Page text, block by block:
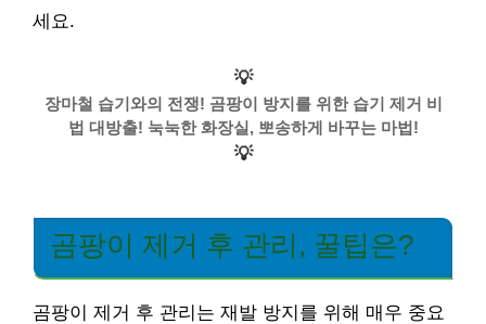
세요.
💡
장마철 습기와의 전쟁! 곰팡이 방지를 위한 습기 제거 비
법 대방출! 눅눅한 화장실, 뽀송하게 바꾸는 마법!
💡
곰팡이 제거 후 관리, 꿀팁은?
곰팡이 제거 후 관리는 재발 방지를 위해 매우 중요